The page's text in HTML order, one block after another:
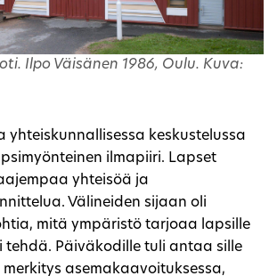
Ilpo Väisänen 1986, Oulu. Kuva:
yhteiskunnallisessa keskustelussa
ilmapiiri. Lapset
yhteisöä ja
Välineiden sijaan oli
mitä ympäristö tarjoaa lapsille
tehdä. Päiväkodille tuli antaa sille
asemakaavoituksessa,